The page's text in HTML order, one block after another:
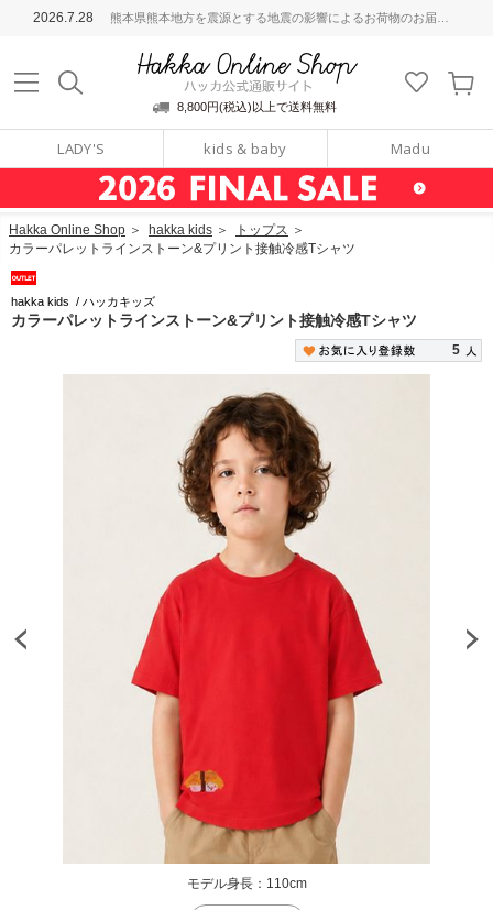
2026.7.28 熊本県熊本地方を震源とする地震の影響によるお荷物のお届けについて
8,800円(税込)以上で送料無料
LADY'S kids & baby Madu
通販サイト
Hakka Online Shop ＞ hakka kids ＞ トップス ＞
カラーパレットラインストーン&プリント接触冷感Tシャツ
hakka kids / ハッカキッズ
カラーパレットラインストーン&プリント接触冷感Tシャツ
5
モデル身長：110cm